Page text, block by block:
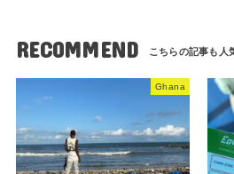
RECOMMEND
Ghana